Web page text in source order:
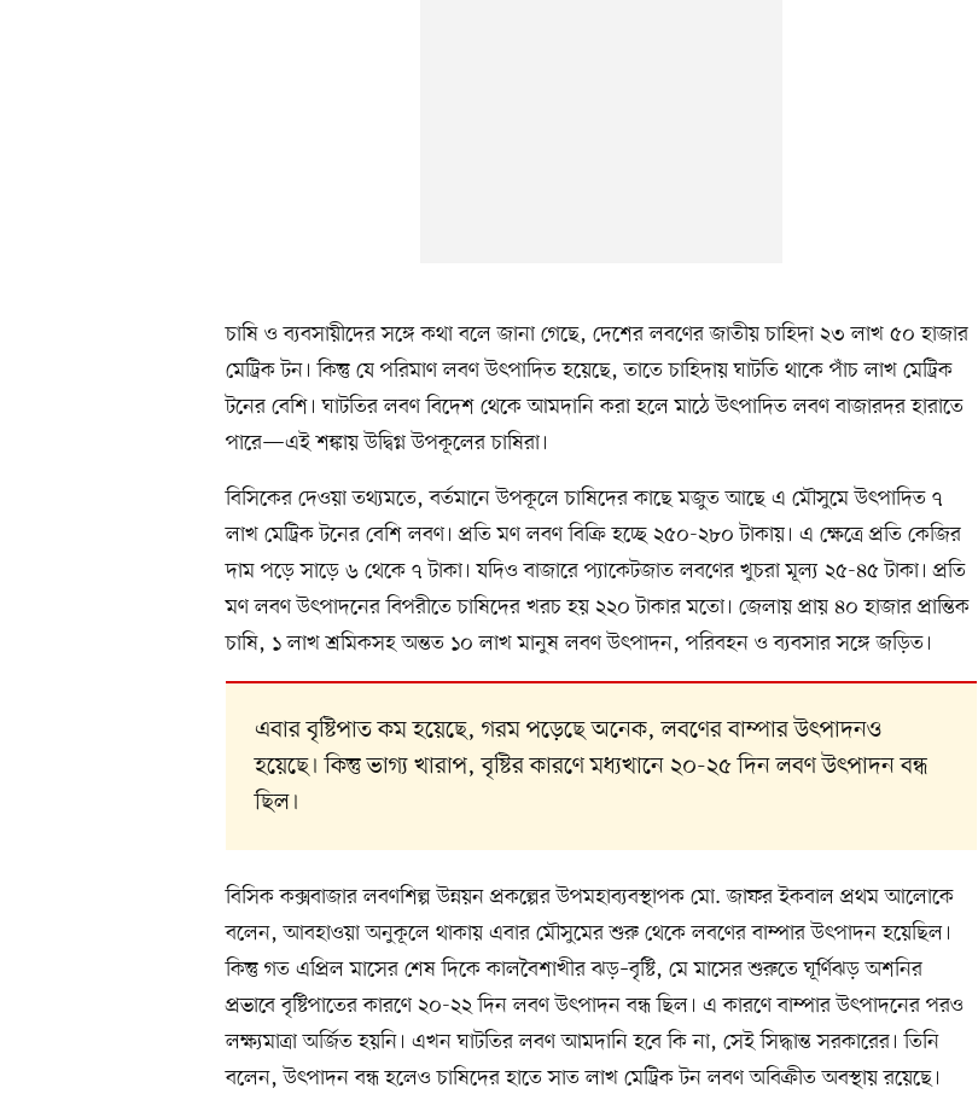
চাষি ও ব্যবসায়ীদের সঙ্গে কথা বলে জানা গেছে, দেশের লবণের জাতীয় চাহিদা ২৩ লাখ ৫০ হাজার
মেট্রিক টন। কিন্তু যে পরিমাণ লবণ উৎপাদিত হয়েছে, তাতে চাহিদায় ঘাটতি থাকে পাঁচ লাখ মেট্রিক
টনের বেশি। ঘাটতির লবণ বিদেশ থেকে আমদানি করা হলে মাঠে উৎপাদিত লবণ বাজারদর হারাতে
পারে—এই শঙ্কায় উদ্বিগ্ন উপকূলের চাষিরা।
বিসিকের দেওয়া তথ্যমতে, বর্তমানে উপকূলে চাষিদের কাছে মজুত আছে এ মৌসুমে উৎপাদিত ৭
লাখ মেট্রিক টনের বেশি লবণ। প্রতি মণ লবণ বিক্রি হচ্ছে ২৫০-২৮০ টাকায়। এ ক্ষেত্রে প্রতি কেজির
দাম পড়ে সাড়ে ৬ থেকে ৭ টাকা। যদিও বাজারে প্যাকেটজাত লবণের খুচরা মূল্য ২৫-৪৫ টাকা। প্রতি
মণ লবণ উৎপাদনের বিপরীতে চাষিদের খরচ হয় ২২০ টাকার মতো। জেলায় প্রায় ৪০ হাজার প্রান্তিক
চাষি, ১ লাখ শ্রমিকসহ অন্তত ১০ লাখ মানুষ লবণ উৎপাদন, পরিবহন ও ব্যবসার সঙ্গে জড়িত।
এবার বৃষ্টিপাত কম হয়েছে, গরম পড়েছে অনেক, লবণের বাম্পার উৎপাদনও
হয়েছে। কিন্তু ভাগ্য খারাপ, বৃষ্টির কারণে মধ্যখানে ২০-২৫ দিন লবণ উৎপাদন বন্ধ
ছিল।
বিসিক কক্সবাজার লবণশিল্প উন্নয়ন প্রকল্পের উপমহাব্যবস্থাপক মো. জাফর ইকবাল প্রথম আলোকে
বলেন, আবহাওয়া অনুকূলে থাকায় এবার মৌসুমের শুরু থেকে লবণের বাম্পার উৎপাদন হয়েছিল।
কিন্তু গত এপ্রিল মাসের শেষ দিকে কালবৈশাখীর ঝড়–বৃষ্টি, মে মাসের শুরুতে ঘূর্ণিঝড় অশনির
প্রভাবে বৃষ্টিপাতের কারণে ২০-২২ দিন লবণ উৎপাদন বন্ধ ছিল। এ কারণে বাম্পার উৎপাদনের পরও
লক্ষ্যমাত্রা অর্জিত হয়নি। এখন ঘাটতির লবণ আমদানি হবে কি না, সেই সিদ্ধান্ত সরকারের। তিনি
বলেন, উৎপাদন বন্ধ হলেও চাষিদের হাতে সাত লাখ মেট্রিক টন লবণ অবিক্রীত অবস্থায় রয়েছে।